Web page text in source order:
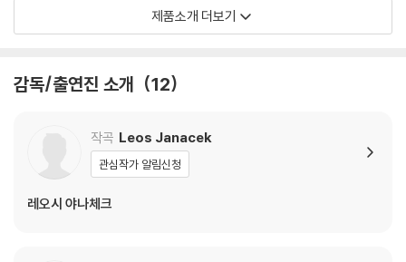
대를 대표하는 디바 아스믹 그리고리안은 이번에도 투명한 가창, 몰입된
연기, 아름다운 자태의 삼박자를 완벽하게 소화했다. 카리타 마틸라를 비
상과 억압된 삶을 효과적으로 상징화하여 극적 감동을 더한다.
- 체코 모라비아 출신인 레오시 야냐체크(1854-1928)는 생의 절반 이상
제품소개 더보기
감독/출연진 소개 12
작곡 Leos Janacek
관심작가 알림신청
레오시 야나체크